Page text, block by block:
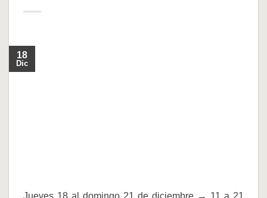
18
Dic